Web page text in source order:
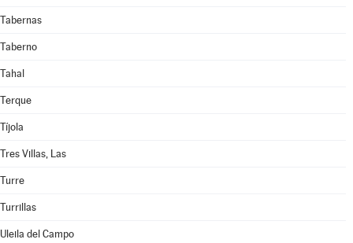
Tabernas
Taberno
Tahal
Terque
Tíjola
Tres Villas, Las
Turre
Turrillas
Uleila del Campo